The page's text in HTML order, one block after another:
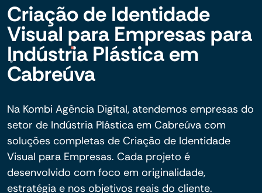
Criação de Identidade
Visual para Empresas para
Indústria Plástica em
Cabreúva
Na Kombi Agência Digital, atendemos empresas do
setor de Indústria Plástica em Cabreúva com
soluções completas de Criação de Identidade
Visual para Empresas. Cada projeto é
desenvolvido com foco em originalidade,
estratégia e nos objetivos reais do cliente.